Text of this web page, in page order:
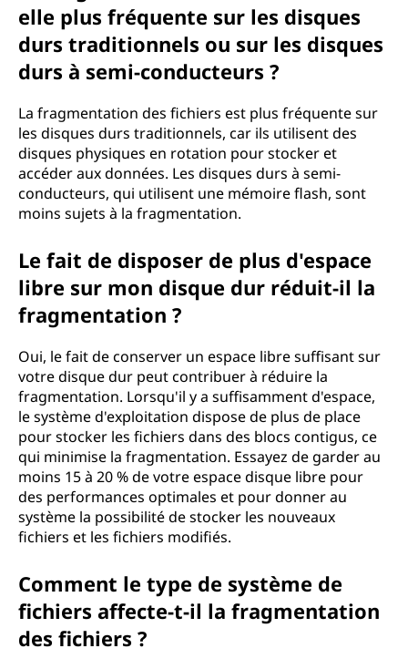
elle plus fréquente sur les disques
durs traditionnels ou sur les disques
durs à semi-conducteurs ?
La fragmentation des fichiers est plus fréquente sur
les disques durs traditionnels, car ils utilisent des
disques physiques en rotation pour stocker et
accéder aux données. Les disques durs à semi-
conducteurs, qui utilisent une mémoire flash, sont
moins sujets à la fragmentation.
Le fait de disposer de plus d'espace
libre sur mon disque dur réduit-il la
fragmentation ?
Oui, le fait de conserver un espace libre suffisant sur
votre disque dur peut contribuer à réduire la
fragmentation. Lorsqu'il y a suffisamment d'espace,
le système d'exploitation dispose de plus de place
pour stocker les fichiers dans des blocs contigus, ce
qui minimise la fragmentation. Essayez de garder au
moins 15 à 20 % de votre espace disque libre pour
des performances optimales et pour donner au
système la possibilité de stocker les nouveaux
fichiers et les fichiers modifiés.
Comment le type de système de
fichiers affecte-t-il la fragmentation
des fichiers ?